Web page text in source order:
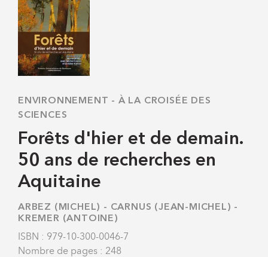
ENVIRONNEMENT - À LA CROISÉE DES
SCIENCES
Forêts d'hier et de demain.
50 ans de recherches en
Aquitaine
ARBEZ (MICHEL) - CARNUS (JEAN-MICHEL) -
KREMER (ANTOINE)
ISBN : 979-10-300-0046-7
Nombre de pages : 248